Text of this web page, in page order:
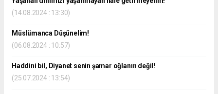
(14.08.2024 : 13:30)
Müslümanca Düşünelim!
(06.08.2024 : 10:57)
Haddini bil, Diyanet senin şamar oğlanın değil!
(25.07.2024 : 13:54)